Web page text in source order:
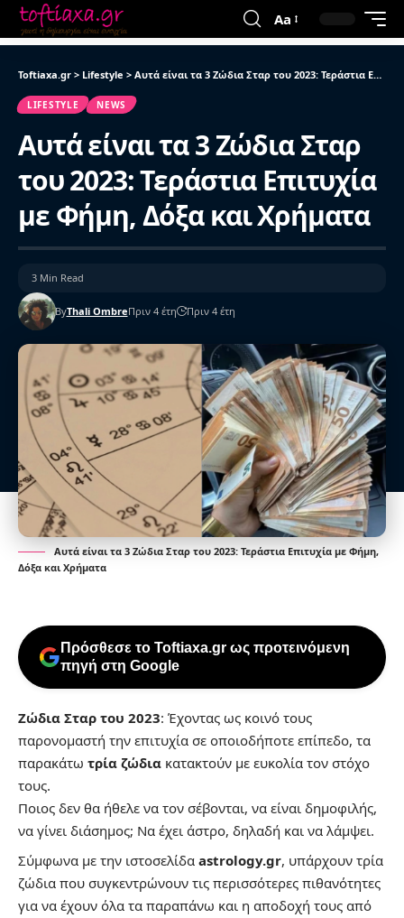
Aa
Toftiaxa.gr > Lifestyle > Αυτά είναι τα 3 Ζώδια Σταρ του 2023: Τεράστια Επιτυχία με Φήμη, Δόξα και Χρήματα
LIFESTYLE NEWS
Αυτά είναι τα 3 Ζώδια Σταρ
του 2023: Τεράστια Επιτυχία
με Φήμη, Δόξα και Χρήματα
ByThali OmbreΠριν 4 έτη Πριν 4 έτη
3 Min Read
Αυτά είναι τα 3 Ζώδια Σταρ του 2023: Τεράστια Επιτυχία με Φήμη,
Δόξα και Χρήματα
Πρόσθεσε το Toftiaxa.gr ως προτεινόμενη
πηγή στη Google
Ζώδια Σταρ του 2023: Έχοντας ως κοινό τους
παρονομαστή την επιτυχία σε οποιοδήποτε επίπεδο, τα
παρακάτω τρία ζώδια κατακτούν με ευκολία τον στόχο
τους.
Ποιος δεν θα ήθελε να τον σέβονται, να είναι δημοφιλής,
να γίνει διάσημος; Να έχει άστρο, δηλαδή και να λάμψει.
Σύμφωνα με την ιστοσελίδα astrology.gr, υπάρχουν τρία
ζώδια που συγκεντρώνουν τις περισσότερες πιθανότητες
για να έχουν όλα τα παραπάνω και η αποδοχή τους από